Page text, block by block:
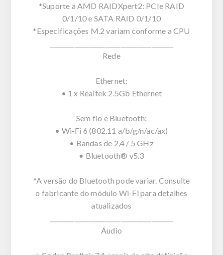
*Suporte a AMD RAIDXpert2: PCIe RAID
0/1/10 e SATA RAID 0/1/10
*Especificações M.2 variam conforme a CPU
Rede
Ethernet:
• 1 x Realtek 2.5Gb Ethernet
Sem fio e Bluetooth:
• Wi-Fi 6 (802.11 a/b/g/n/ac/ax)
• Bandas de 2,4 / 5 GHz
• Bluetooth® v5.3
*A versão do Bluetooth pode variar. Consulte
o fabricante do módulo Wi-Fi para detalhes
atualizados
Áudio